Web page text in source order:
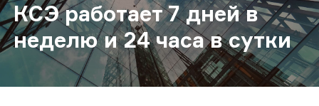
КСЭ работает 7 дней в
неделю и 24 часа в сутки